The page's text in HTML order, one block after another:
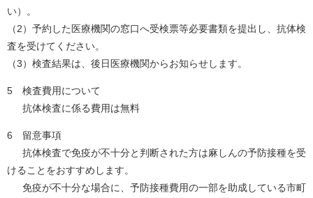
い）。
（2）予約した医療機関の窓口へ受検票等必要書類を提出し、抗体検
査を受けてください。
（3）検査結果は、後日医療機関からお知らせします。
5 検査費用について
抗体検査に係る費用は無料
6 留意事項
抗体検査で免疫が不十分と判断された方は麻しんの予防接種を受
けることをおすすめします。
免疫が不十分な場合に、予防接種費用の一部を助成している市町